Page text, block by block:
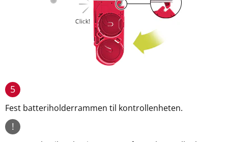
5
Fest batteriholderrammen til kontrollenheten.
!